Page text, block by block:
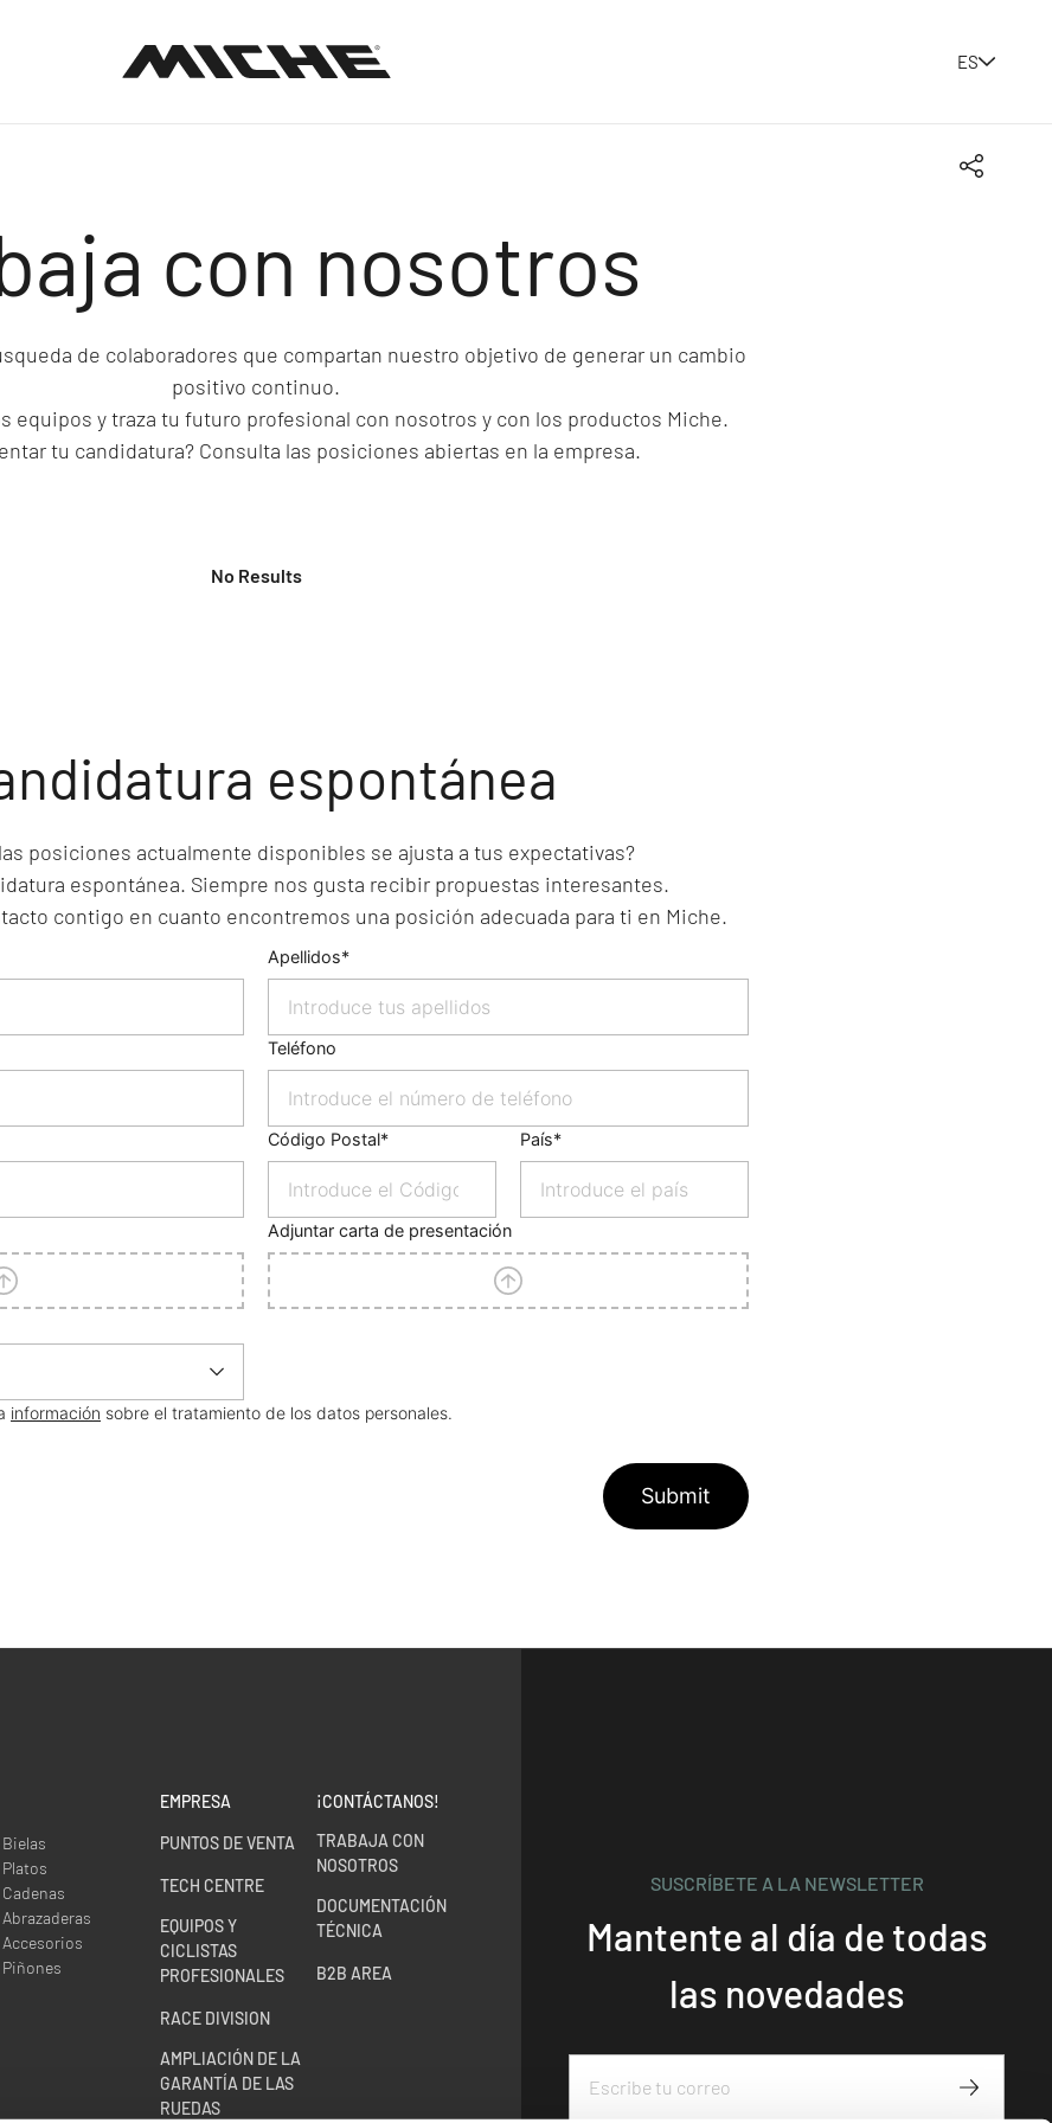
ES
Share
con nosotros
de colaboradores que compartan nuestro objetivo de generar un cambio
positivo continuo.
equipos y traza tu futuro profesional con nosotros y con los productos Miche.
tu candidatura? Consulta las posiciones abiertas en la empresa.
No Results
espontánea
posiciones actualmente disponibles se ajusta a tus expectativas?
espontánea. Siempre nos gusta recibir propuestas interesantes.
contigo en cuanto encontremos una posición adecuada para ti en Miche.
Apellidos
Teléfono
Código Postal País
Adjuntar carta de presentación
información sobre el tratamiento de los datos personales.
Submit
SUSCRÍBETE A LA NEWSLETTER
Mantente al día de todas
las novedades
Subscribe
Bielas
Platos
Cadenas
Abrazaderas
Accesorios
Piñones
EMPRESA
PUNTOS DE VENTA
TECH CENTRE
EQUIPOS Y
CICLISTAS
PROFESIONALES
RACE DIVISION
AMPLIACIÓN DE LA
GARANTÍA DE LAS
RUEDAS
¡CONTÁCTANOS!
TRABAJA CON
NOSOTROS
DOCUMENTACIÓN
TÉCNICA
B2B AREA